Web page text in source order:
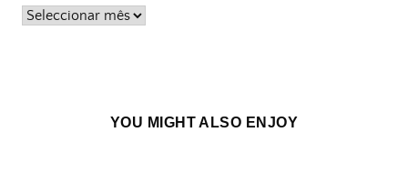
Posts
YOU MIGHT ALSO ENJOY